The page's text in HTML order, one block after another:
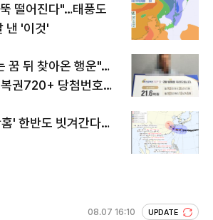
떨어진다"…태풍도
낸 '이것'
꿈 뒤 찾아온 행운"…
권720+ 당첨번호조
' 한반도 빗겨간다…
08.07 16:10 UPDATE